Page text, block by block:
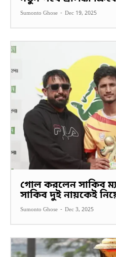
Sumonto Ghose - Dec 19, 2025
গোল করলেন সাকিব
সাকিব দুই নায়কেই
Sumonto Ghose - Dec 3, 2025